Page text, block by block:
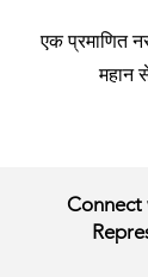
एक प्रमाणित
महान
Connect